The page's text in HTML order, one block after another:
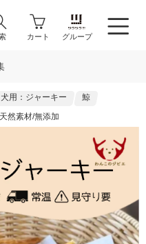
カート グループ
犬用：ジャーキー
鯨
素材/無添加